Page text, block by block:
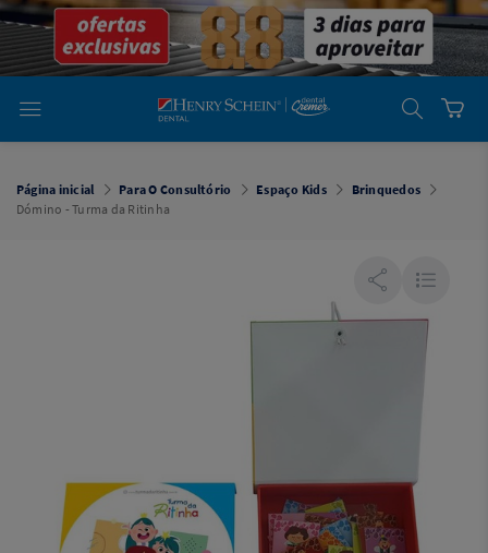
emDental
Cremer -
Henry Schein
Laboratório
Laboratório
Cremer -
Henry Schein
Página inicial Para O Consultório Espaço Kids
Brinquedos
Dómino - Turma da Ritinha